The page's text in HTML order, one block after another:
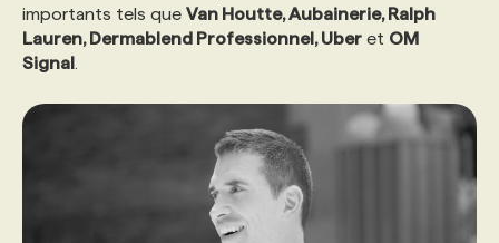
NOS FORMATEUR‧RICES
POURQUOI CHOISIR NOS FORMATIONS
NOS EXPERTISES
ANNONCEZ AVEC NOUS
importants tels que Van Houtte, Aubainerie, Ralph
Lauren, Dermablend Professionnel, Uber et OM
Signal